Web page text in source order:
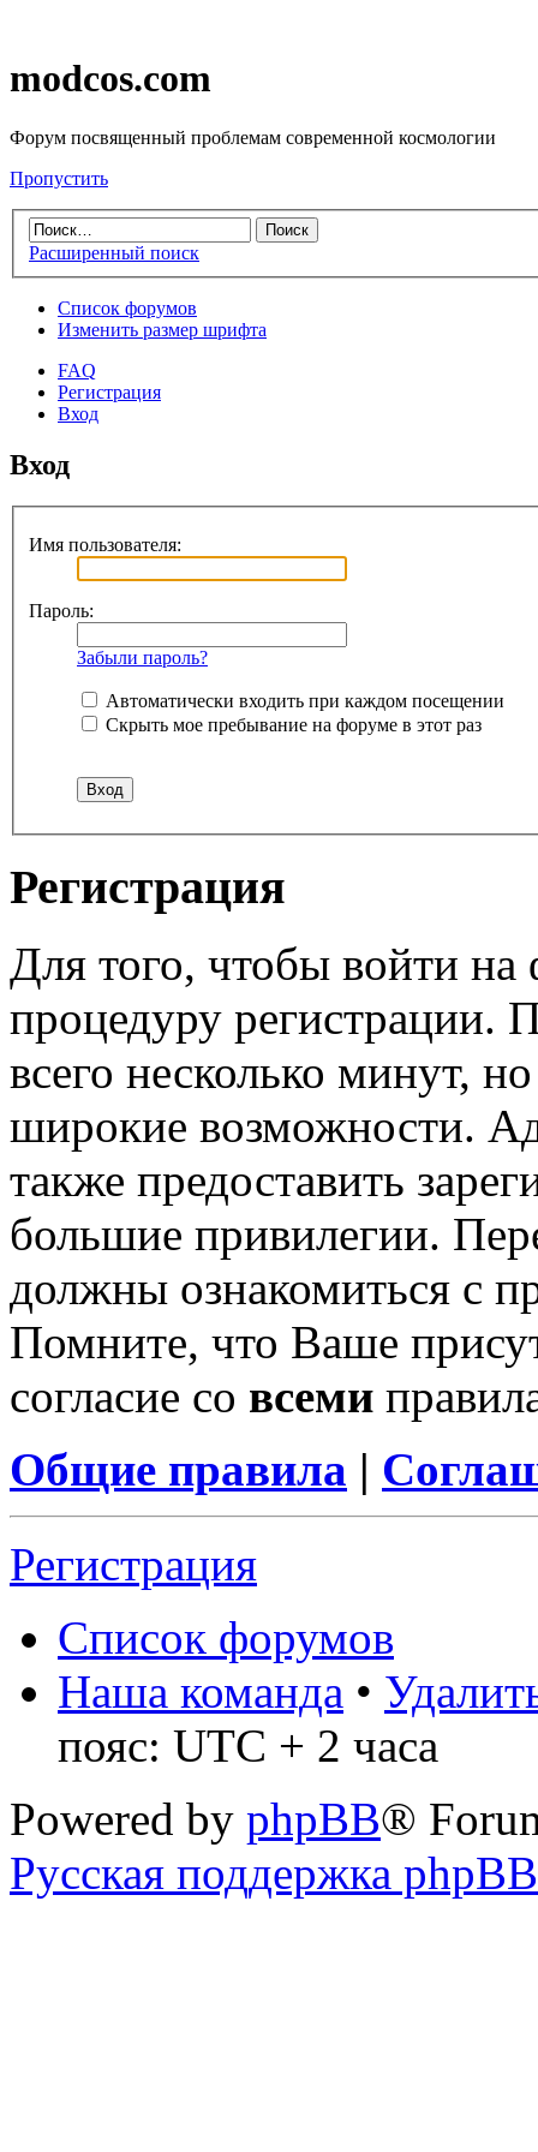
modcos.com
Форум посвященный проблемам современной космологии
Пропустить
Расширенный поиск
Список форумов
Изменить размер шрифта
FAQ
Регистрация
Вход
Вход
Имя пользователя:
Пароль:
Забыли пароль?
Автоматически входить при каждом посещении
Скрыть мое пребывание на форуме в этот раз
Регистрация
Для того, чтобы войти
процедуру регистрации.
всего несколько минут,
широкие возможности.
также предоставить
большие привилегии.
должны ознакомиться с
Помните, что Ваше
согласие со всеми
Общие правила |
Регистрация
Список форумов
Наша команда •
пояс: UTC + 2 часа
Powered by phpBB®
Русская поддержка phpBB